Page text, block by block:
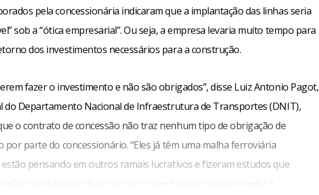
pela concessionária indicaram que a implantação das linhas seria
sob a “ótica empresarial”. Ou seja, a empresa levaria muito tempo para
dos investimentos necessários para a construção.
fazer o investimento e não são obrigados”, disse Luiz Antonio Pagot,
do Departamento Nacional de Infraestrutura de Transportes (DNIT),
o contrato de concessão não traz nenhum tipo de obrigação de
por parte do concessionário. “Eles já têm uma malha ferroviária
pensando em outros ramais lucrativos e fizeram estudos que
não vale a pena colocar dinheiro num negócio que vai render a